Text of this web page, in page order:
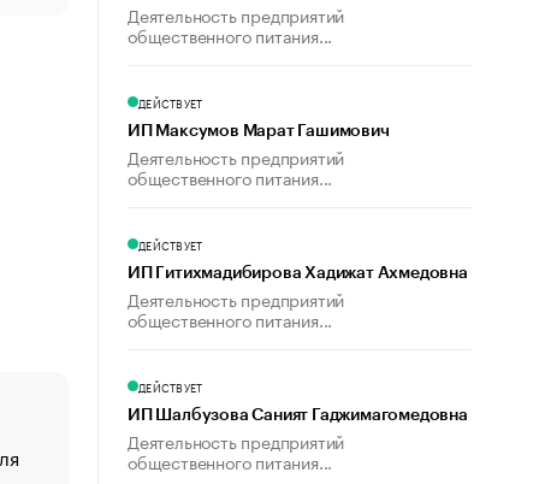
«От спорта тело стареет иначе». Как живет глава
Деятельность предприятий
общественного питания...
ДЕЙСТВУЕТ
ИП Максумов Марат Гашимович
Деятельность предприятий
общественного питания...
ДЕЙСТВУЕТ
ИП Гитихмадибирова Хадижат Ахмедовна
Деятельность предприятий
общественного питания...
ДЕЙСТВУЕТ
ИП Шалбузова Саният Гаджимагомедовна
Деятельность предприятий
общественного питания...